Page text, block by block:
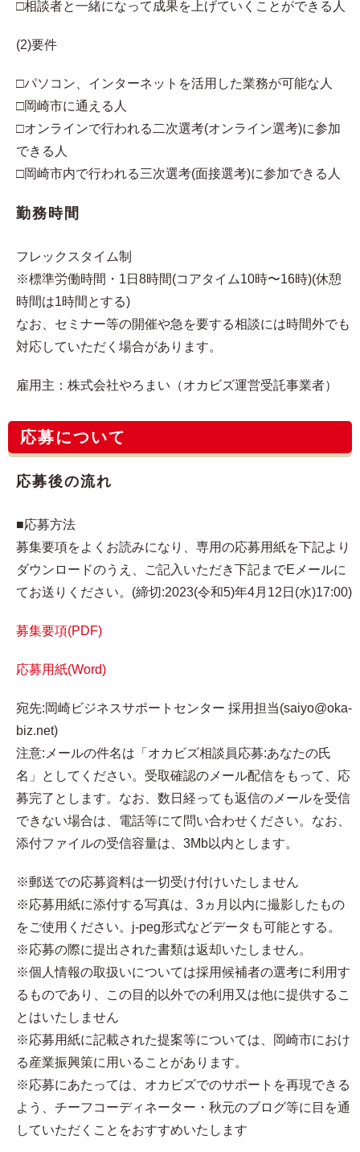
□相談者と一緒になって成果を上げていくことができる人
(2)要件
□パソコン、インターネットを活用した業務が可能な人
□岡崎市に通える人
□オンラインで行われる二次選考(オンライン選考)に参加
できる人
□岡崎市内で行われる三次選考(面接選考)に参加できる人
勤務時間
フレックスタイム制
※標準労働時間・1日8時間(コアタイム10時〜16時)(休憩
時間は1時間とする)
なお、セミナー等の開催や急を要する相談には時間外でも
対応していただく場合があります。
雇用主：株式会社やろまい（オカビズ運営受託事業者）
応募について
応募後の流れ
■応募方法
募集要項をよくお読みになり、専用の応募用紙を下記より
ダウンロードのうえ、ご記入いただき下記までEメールに
てお送りください。(締切:2023(令和5)年4月12日(水)17:00)
募集要項(PDF)
応募用紙(Word)
宛先:岡崎ビジネスサポートセンター 採用担当(saiyo@oka-
biz.net)
注意:メールの件名は「オカビズ相談員応募:あなたの氏
名」としてください。受取確認のメール配信をもって、応
募完了とします。なお、数日経っても返信のメールを受信
できない場合は、電話等にて問い合わせください。なお、
添付ファイルの受信容量は、3Mb以内とします。
※郵送での応募資料は一切受け付けいたしません
※応募用紙に添付する写真は、3ヵ月以内に撮影したもの
をご使用ください。j-peg形式などデータも可能とする。
※応募の際に提出された書類は返却いたしません。
※個人情報の取扱いについては採用候補者の選考に利用す
るものであり、この目的以外での利用又は他に提供するこ
とはいたしません
※応募用紙に記載された提案等については、岡崎市におけ
る産業振興策に用いることがあります。
※応募にあたっては、オカビズでのサポートを再現できる
よう、チーフコーディネーター・秋元のブログ等に目を通
していただくことをおすすめいたします